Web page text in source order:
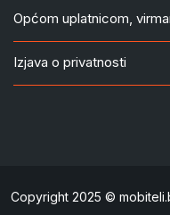
Općom uplatnicom,
Izjava o privatnosti
Copyright 2025 ©